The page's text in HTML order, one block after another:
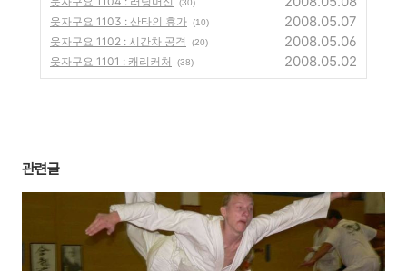
(30)
웃자구요 1103 : 산타의 휴가 (10) 2008.05.07
웃자구요 1102 : 시간차 공격 (20) 2008.05.06
웃자구요 1101 : 캐리커처 (38) 2008.05.02
관련글